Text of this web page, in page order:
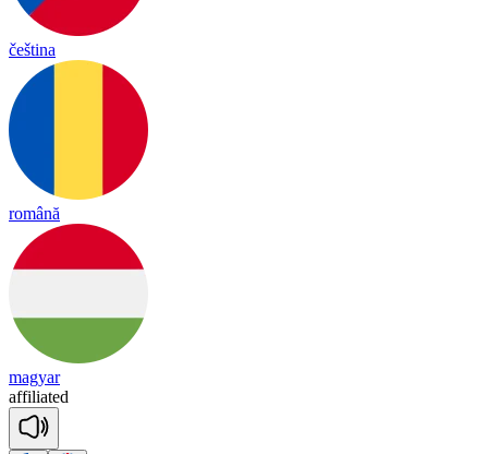
čeština
română
magyar
affiliated